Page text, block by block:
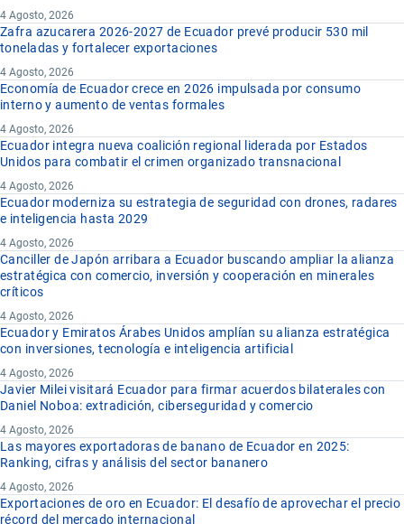
4 Agosto, 2026
Zafra azucarera 2026-2027 de Ecuador prevé producir 530 mil
toneladas y fortalecer exportaciones
4 Agosto, 2026
Economía de Ecuador crece en 2026 impulsada por consumo
interno y aumento de ventas formales
4 Agosto, 2026
Ecuador integra nueva coalición regional liderada por Estados
Unidos para combatir el crimen organizado transnacional
4 Agosto, 2026
Ecuador moderniza su estrategia de seguridad con drones, radares
e inteligencia hasta 2029
4 Agosto, 2026
Canciller de Japón arribara a Ecuador buscando ampliar la alianza
estratégica con comercio, inversión y cooperación en minerales
críticos
4 Agosto, 2026
Ecuador y Emiratos Árabes Unidos amplían su alianza estratégica
con inversiones, tecnología e inteligencia artificial
4 Agosto, 2026
Javier Milei visitará Ecuador para firmar acuerdos bilaterales con
Daniel Noboa: extradición, ciberseguridad y comercio
4 Agosto, 2026
Las mayores exportadoras de banano de Ecuador en 2025:
Ranking, cifras y análisis del sector bananero
4 Agosto, 2026
Exportaciones de oro en Ecuador: El desafío de aprovechar el precio
récord del mercado internacional